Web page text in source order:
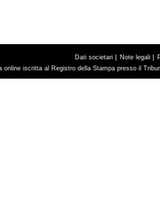
Dati societari Note legali
online iscritta al Registro della Stampa presso il